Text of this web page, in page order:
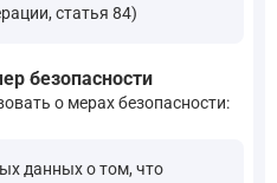
статья 84)
безопасности
о мерах безопасности:
данных о том, что